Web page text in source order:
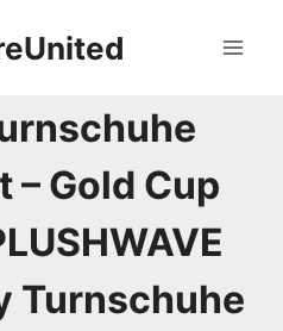
– Gold Cup
Turnschuhe